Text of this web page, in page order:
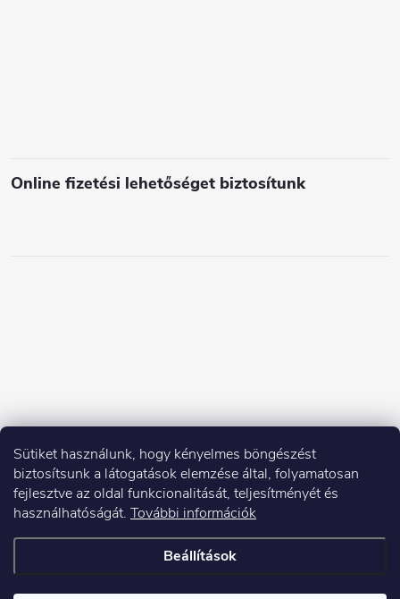
Sütiket használunk, hogy kényelmes böngészést
biztosítsunk a látogatások elemzése által, folyamatosan
fejlesztve az oldal funkcionalitását, teljesítményét és
használhatóságát. További információk
Beállítások
Online fizetési lehetőséget biztosítunk
Copyright 2026Elektroshock.hu. Minden jog fenntartva.